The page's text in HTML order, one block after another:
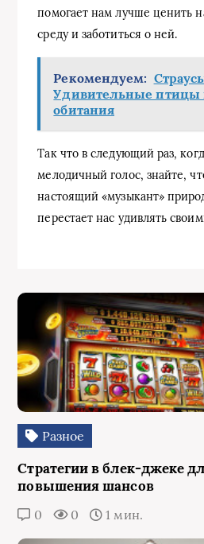
помогает нам лучше ценить
среду и заботиться о ней.
Рекомендуем:
Удивительные птицы
обитания
Так что в следующий раз,
мелодичный голос, знайте,
настоящий «музыкант»
перестает нас удивлять
Разное
Стратегии в блек-джеке
повышения шансов
0 0 1 мин.